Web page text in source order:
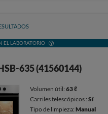
EL LABORATORIO
635 (41560144)
Volumen útil: 63 ℓ
Carriles telescópicos : Sí
Tipo de limpieza: Manual